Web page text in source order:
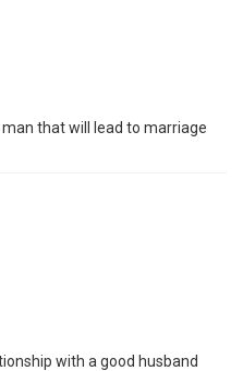
that will lead to marriage
with a good husband